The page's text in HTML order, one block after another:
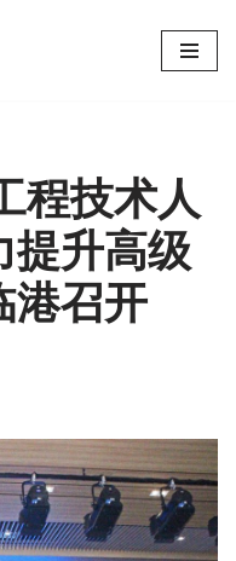
程技术人
提升高级
港召开